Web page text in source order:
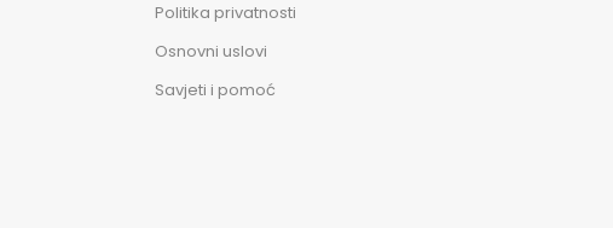
Politika privatnosti
Osnovni uslovi
Savjeti i pomoć